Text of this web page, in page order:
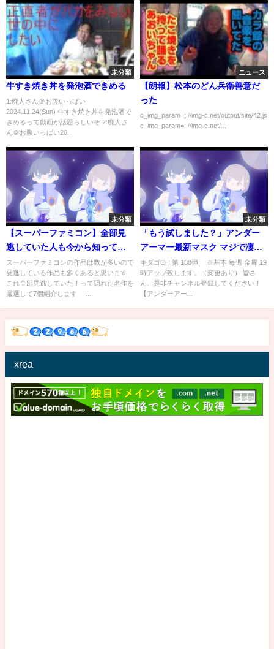
未分類
牛すき焼き丼を発泡酒できめる
1:廃人さん＠お腹いっぱい
2024.11.24(Sun) 牛すき焼き丼を発泡酒で
きめるって動画が話題らしいぞ 2:廃人さ
ん＠お腹いっぱい20...
ニュース
【朗報】松本のどん兵衛善意だ
った
c_img_param=; //img-c.net/output/site/42.js
c_img_param=; //img-c.net/...
未分類
【スーパーファミコン】全部見
逃していた人も今から知っても
遅くない！超隠れた名作 7選
スーパーファミコンの作品は数が多いので
見逃している作品も多くあると思います
これ全部見逃していた！って隠れた名作を
厳選して7個紹介します ...
未分類
「もう試しました？」アンダー
アーマー最新マスク マジで凄い
です！！
キダゴCH 第 188弾 ※基本 毎週 金曜 19
時アップ致します。（変更あり） 皆さ
ん、是非チャンネル登録してください！
【アンダーアー...
xrea